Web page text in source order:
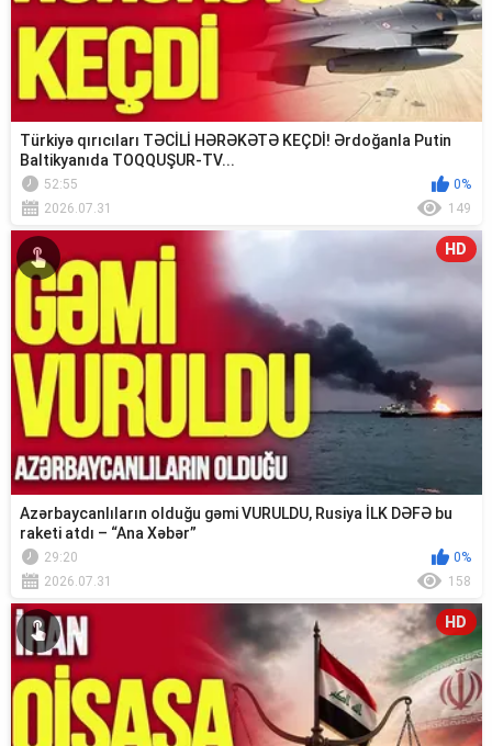
Türkiyə qırıcıları TƏCİLİ HƏRƏKƏTƏ KEÇDİ! Ərdoğanla Putin
Baltikyanıda TOQQUŞUR-TV...
52:55
0%
2026.07.31
149
HD
Azərbaycanlıların olduğu gəmi VURULDU, Rusiya İLK DƏFƏ bu
raketi atdı – “Ana Xəbər”
29:20
0%
2026.07.31
158
HD